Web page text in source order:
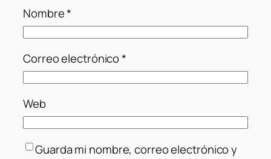
Nombre*
Correo electrónico*
Web
Guarda mi nombre, correo electrónico y